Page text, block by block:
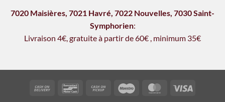
7020 Maisières, 7021 Havré, 7022 Nouvelles, 7030 Saint-
Symphorien:
Livraison 4€, gratuite à partir de 60€ , minimum 35€
Cash
BancontactCash
Maestro MasterCard